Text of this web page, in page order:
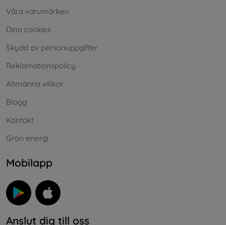
Våra varumärken
Dina cookies
Skydd av personuppgifter
Reklamationspolicy
Allmänna villkor
Blogg
Kontakt
Grön energi
Mobilapp
Anslut dig till oss